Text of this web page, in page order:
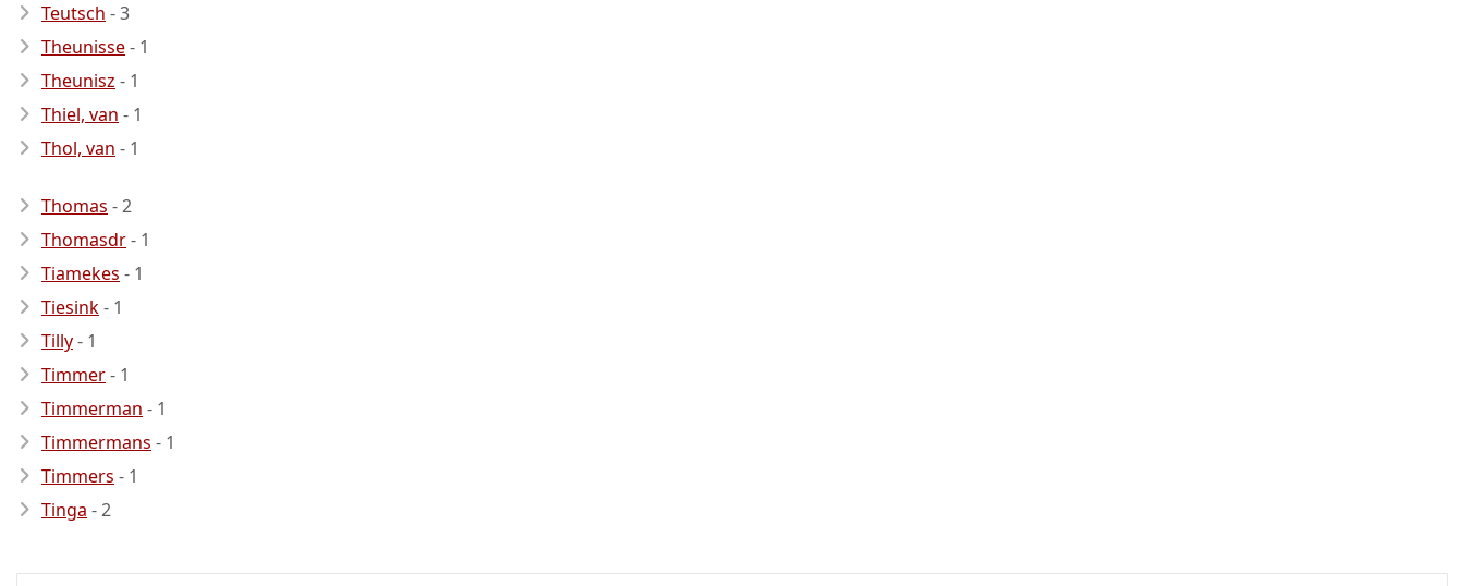
Teutsch - 3
Theunisse- 1
Theunisz - 1
Thiel, van - 1
Thol, van - 1
Thomas - 2
Thomasdr- 1
Tiamekes - 1
Tiesink- 1
Tilly- 1
Timmer- 1
Timmerman - 1
Timmermans - 1
Timmers - 1
Tinga - 2